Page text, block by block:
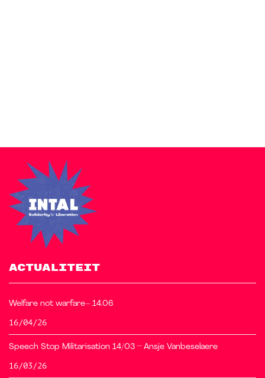
ACTUALITEIT
Welfare not warfare– 14.06
16/04/26
Speech Stop Militarisation 14/03 – Ansje Vanbeselaere
16/03/26